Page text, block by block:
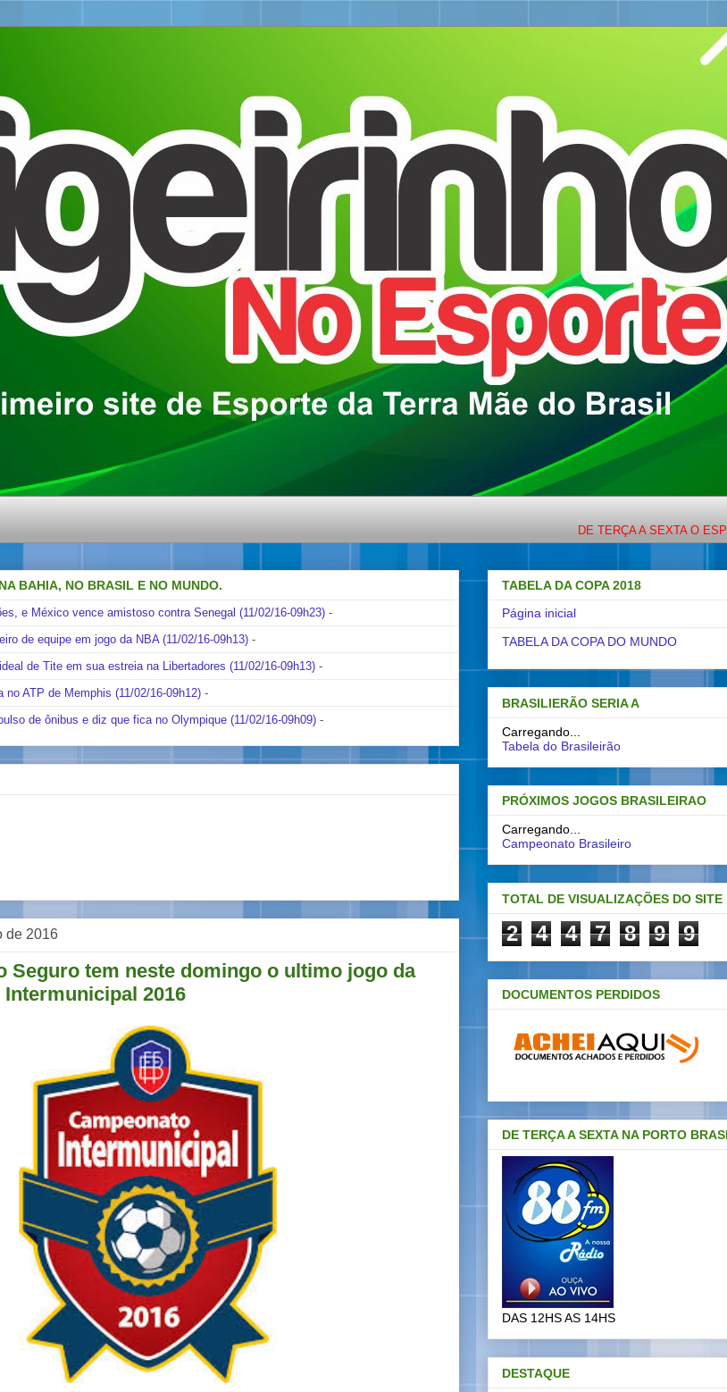
DE TERÇA A SEXTA O
BAHIA, NO BRASIL E NO MUNDO.
e México vence amistoso contra Senegal (11/02/16-09h23) -
de equipe em jogo da NBA (11/02/16-09h13) -
de Tite em sua estreia na Libertadores (11/02/16-09h13) -
no ATP de Memphis (11/02/16-09h12) -
de ônibus e diz que fica no Olympique (11/02/16-09h09) -
de 2016
Seguro tem neste domingo o ultimo jogo da
2016
TABELA DA COPA 2018
Página inicial
TABELA DA COPA DO MUNDO
BRASILIERÃO SERIA A
Carregando...
Tabela do Brasileirão
PRÓXIMOS JOGOS BRASILEIRAO
Carregando...
Campeonato Brasileiro
TOTAL DE VISUALIZAÇÕES DO SITE
2 4 4 7 8 9 9
DOCUMENTOS PERDIDOS
DE TERÇA A SEXTA NA PORTO
DAS 12HS AS 14HS
DESTAQUE